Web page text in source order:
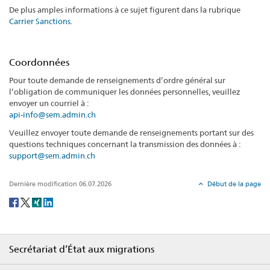
De plus amples informations à ce sujet figurent dans la rubrique
Carrier Sanctions.
Coordonnées
Pour toute demande de renseignements d’ordre général sur
l’obligation de communiquer les données personnelles, veuillez
envoyer un courriel à :
api-info@sem.admin.ch
Veuillez envoyer toute demande de renseignements portant sur des
questions techniques concernant la transmission des données à :
support@sem.admin.ch
Dernière modification 06.07.2026 Début de la page
Social
Secrétariat d’État aux migrations